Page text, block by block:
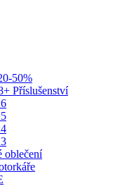
50%
Příslušenství
oblečení